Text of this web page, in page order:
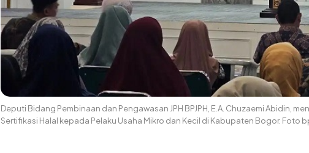
Deputi Bidang Pembinaan dan Pengawasan JPH BPJPH, E.A. Chuzaemi Abidin,
Sertifikasi Halal kepada Pelaku Usaha Mikro dan Kecil di Kabupaten Bogor. Foto